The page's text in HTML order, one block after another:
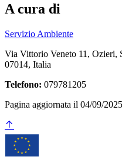
A cura di
Servizio Ambiente
Via Vittorio Veneto 11, Ozieri,
07014, Italia
Telefono: 079781205
Pagina aggiornata il 04/09/2025